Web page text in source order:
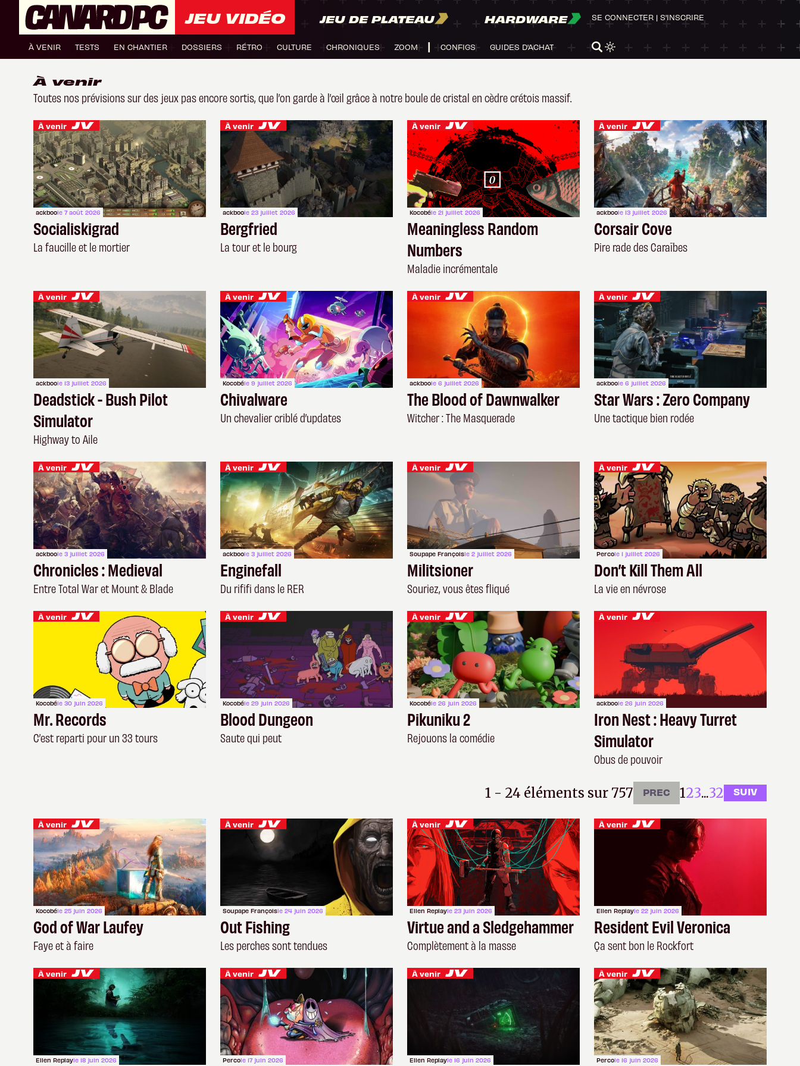
JEU VIDÉO JEU DE PLATEAU HARDWARE
À VENIR TESTS EN CHANTIER DOSSIERS RÉTRO CULTURE CHRONIQUES ZOOM CONFIGS GUIDES D'ACHAT
SE CONNECTER | S'INSCRIRE
À venir
Toutes nos prévisions sur des jeux pas encore sortis, que l’on garde à l’œil grâce à notre boule de cristal en cèdre crétois massif.
À venir
ackboole 7 août 2026
Socialiskigrad
La faucille et le mortier
À venir
ackboole 23 juillet 2026
Bergfried
La tour et le bourg
À venir
Kocobéle 21 juillet 2026
Meaningless Random
Numbers
Maladie incrémentale
À venir
ackboole 13 juillet 2026
Corsair Cove
Pire rade des Caraïbes
À venir
ackboole 13 juillet 2026
Deadstick - Bush Pilot
Simulator
Highway to Aile
À venir
Kocobéle 9 juillet 2026
Chivalware
Un chevalier criblé d’updates
À venir
ackboole 6 juillet 2026
The Blood of Dawnwalker
Witcher : The Masquerade
À venir
ackboole 6 juillet 2026
Star Wars : Zero Company
Une tactique bien rodée
À venir
ackboole 3 juillet 2026
Chronicles : Medieval
Entre Total War et Mount & Blade
À venir
ackboole 3 juillet 2026
Enginefall
Du rififi dans le RER
À venir
Soupape Françoisle 2 juillet 2026
Militsioner
Souriez, vous êtes fliqué
À venir
Percole 1 juillet 2026
Don’t Kill Them All
La vie en névrose
À venir
Kocobéle 30 juin 2026
Mr. Records
C’est reparti pour un 33 tours
À venir
Kocobéle 29 juin 2026
Blood Dungeon
Saute qui peut
À venir
Kocobéle 26 juin 2026
Pikuniku 2
Rejouons la comédie
À venir
ackboole 26 juin 2026
Iron Nest : Heavy Turret
Simulator
Obus de pouvoir
À venir
Kocobéle 25 juin 2026
God of War Laufey
Faye et à faire
À venir
Soupape Françoisle 24 juin 2026
Out Fishing
Les perches sont tendues
À venir
Ellen Replayle 23 juin 2026
Virtue and a Sledgehammer
Complètement à la masse
À venir
Ellen Replayle 22 juin 2026
Resident Evil Veronica
Ça sent bon le Rockfort
À venir
Ellen Replayle 18 juin 2026
À venir
Percole 17 juin 2026
À venir
Ellen Replayle 16 juin 2026
À venir
Percole 16 juin 2026
1 - 24 éléments sur 757 PREC 123...32 SUIV